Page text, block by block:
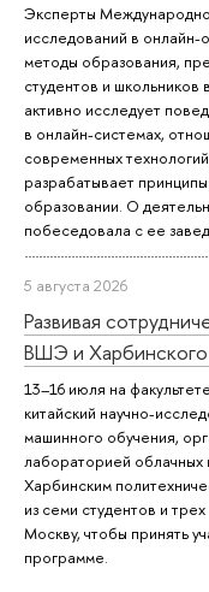
Эксперты
исследований в
методы образования,
студентов и
активно исследует
в онлайн-системах,
современных
разрабатывает
образовании. О
побеседовала с ее
5 августа 2026
Развивая
ВШЭ и Харбинского
13–16 июля на
китайский научно-
машинного обучения,
лабораторией облачных
Харбинским
из семи студентов и
Москву, чтобы принять
программе.